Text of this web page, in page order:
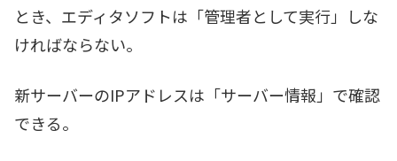
とき、エディタソフトは「管理者として実行」しな
ければならない。
新サーバーのIPアドレスは「サーバー情報」で確認
できる。